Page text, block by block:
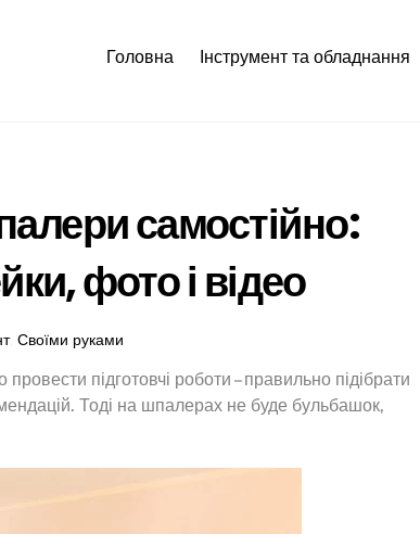
Головна Інструмент та обладнання
самостійно:
фото і відео
,Своїми руками
підготовчі роботи – правильно підібрати
Тоді на шпалерах не буде бульбашок,